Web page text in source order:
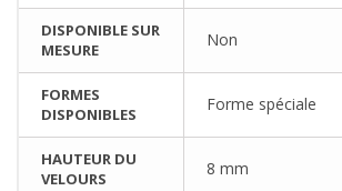
DISPONIBLE SUR
MESURE
Non
FORMES
DISPONIBLES
Forme spéciale
HAUTEUR DU
VELOURS
8 mm